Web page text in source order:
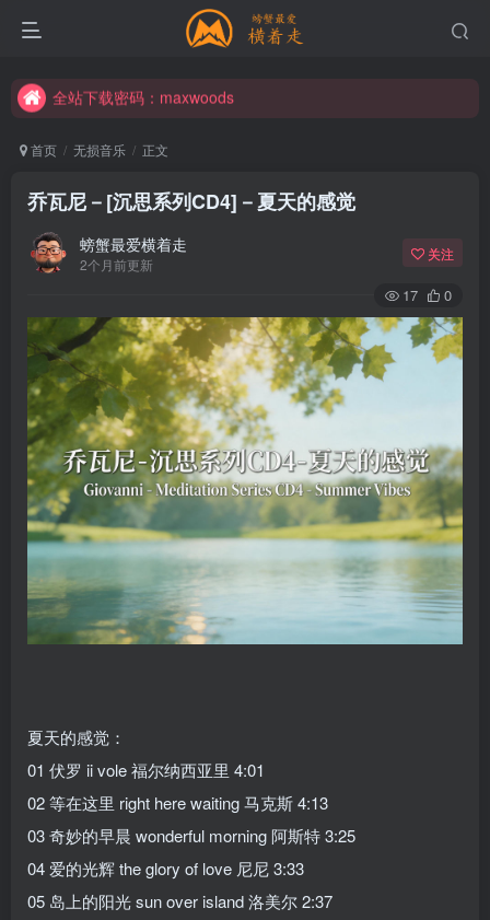
全站下载密码：maxwoods
全站下载密码：maxwoods
首页 无损音乐 正文
乔瓦尼－[沉思系列CD4]－夏天的感觉
螃蟹最爱横着走
2个月前更新
关注
17 0
夏天的感觉：
01 伏罗 ii vole 福尔纳西亚里 4:01
02 等在这里 right here waiting 马克斯 4:13
03 奇妙的早晨 wonderful morning 阿斯特 3:25
04 爱的光辉 the glory of love 尼尼 3:33
05 岛上的阳光 sun over island 洛美尔 2:37